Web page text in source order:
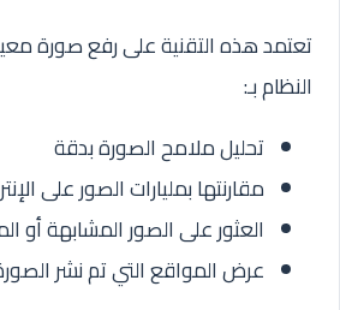
تعتمد هذه التقنية على رفع صورة
النظام بـ:
تحليل ملامح الصورة بدقة
مقارنتها بمليارات الصور على
العثور على الصور المشابهة أو
عرض المواقع التي تم نشر